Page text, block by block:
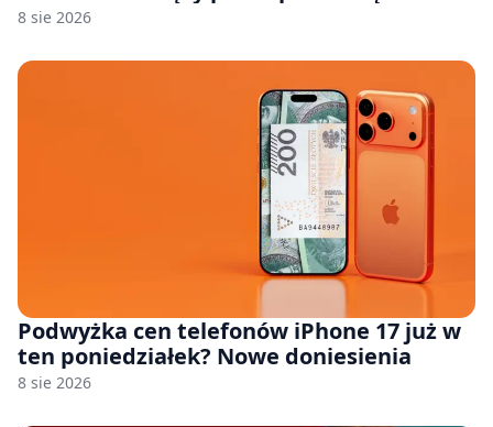
8 sie 2026
Podwyżka cen telefonów iPhone 17 już w
ten poniedziałek? Nowe doniesienia
8 sie 2026